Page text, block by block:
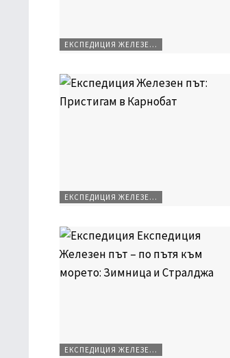
ЕКСПЕДИЦИЯ ЖЕЛЕЗЕН ПЪТ
ЕКСПЕДИЦИЯ ЖЕЛЕЗЕН ПЪТ
ЕКСПЕДИЦИЯ ЖЕЛЕЗЕН ПЪТ